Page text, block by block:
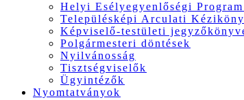
Helyi Esélyegyenlőségi
Településképi Arculati
Képviselő-testületi
Polgármesteri döntések
Nyilvánosság
Tisztségviselők
Ügyintézők
Nyomtatványok